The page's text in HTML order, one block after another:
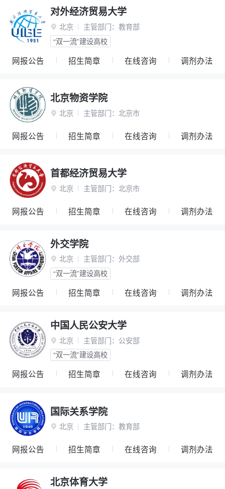
对外经济贸易大学
 北京 主管部门： 教育部
“双一流”建设高校
网报公告 招生简章 在线咨询 调剂办法
北京物资学院
 北京 主管部门： 北京市
网报公告 招生简章 在线咨询 调剂办法
首都经济贸易大学
 北京 主管部门： 北京市
网报公告 招生简章 在线咨询 调剂办法
外交学院
 北京 主管部门： 外交部
“双一流”建设高校
网报公告 招生简章 在线咨询 调剂办法
中国人民公安大学
 北京 主管部门： 公安部
“双一流”建设高校
网报公告 招生简章 在线咨询 调剂办法
国际关系学院
 北京 主管部门： 教育部
网报公告 招生简章 在线咨询 调剂办法
北京体育大学